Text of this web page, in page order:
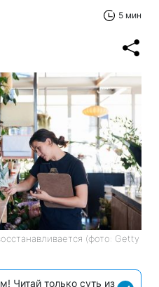
5 мин
(фото: Getty
Читай только суть из